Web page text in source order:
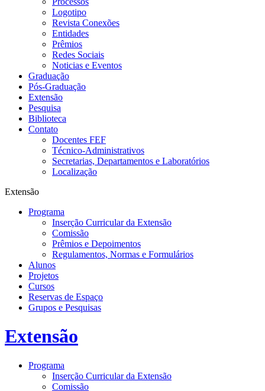
Logotipo
Revista Conexões
Entidades
Prêmios
Redes Sociais
Noticias e Eventos
Graduação
Pós-Graduação
Extensão
Pesquisa
Biblioteca
Contato
Docentes FEF
Técnico-Administrativos
Secretarias, Departamentos e Laboratórios
Localização
Extensão
Programa
Inserção Curricular da Extensão
Comissão
Prêmios e Depoimentos
Regulamentos, Normas e Formulários
Alunos
Projetos
Cursos
Reservas de Espaço
Grupos e Pesquisas
Extensão
Programa
Inserção Curricular da Extensão
Comissão